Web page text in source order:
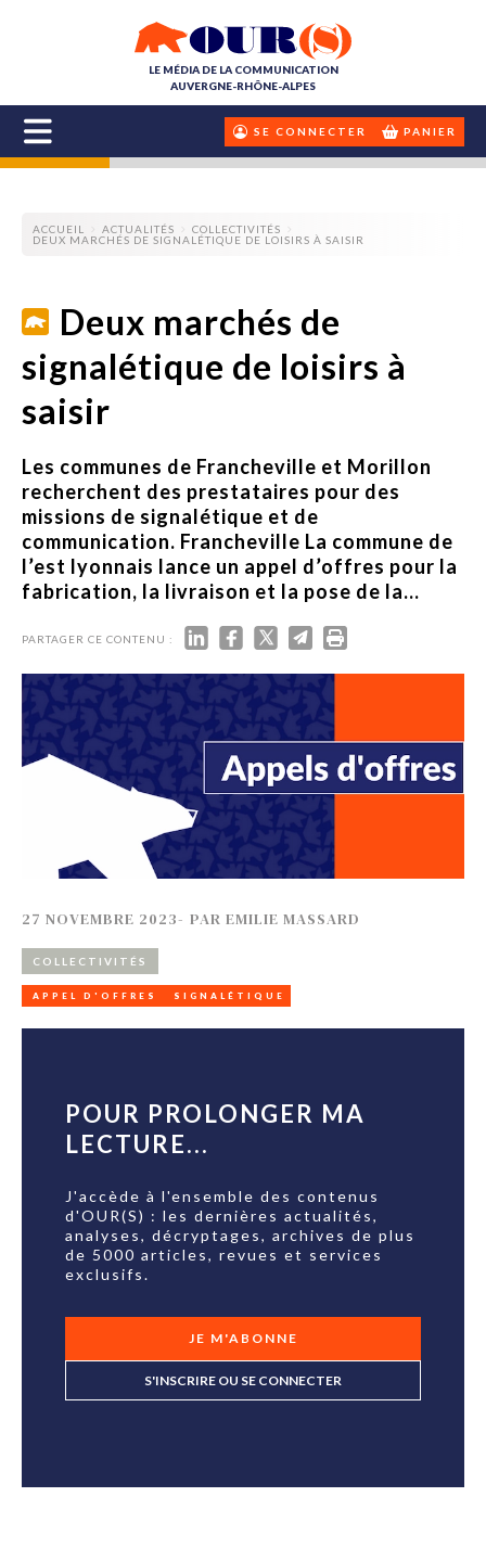
LE MÉDIA DE LA COMMUNICATION
AUVERGNE-RHÔNE-ALPES
SE CONNECTER PANIER
ACCUEIL ACTUALITÉS
COLLECTIVITÉS
DEUX MARCHÉS DE SIGNALÉTIQUE DE LOISIRS À SAISIR
Deux marchés de
signalétique de loisirs à
saisir
Les communes de Francheville et Morillon
recherchent des prestataires pour des
missions de signalétique et de
communication. Francheville La commune de
l’est lyonnais lance un appel d’offres pour la
fabrication, la livraison et la pose de la...
PARTAGER CE CONTENU :
27 NOVEMBRE 2023- PAR EMILIE MASSARD
COLLECTIVITÉS
APPEL D'OFFRES SIGNALÉTIQUE
POUR PROLONGER MA
LECTURE...
J'accède à l'ensemble des contenus
d'OUR(S) : les dernières actualités,
analyses, décryptages, archives de plus
de 5000 articles, revues et services
exclusifs.
JE M'ABONNE
S'INSCRIRE OU SE CONNECTER